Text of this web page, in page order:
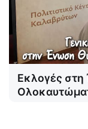
Εκλογές